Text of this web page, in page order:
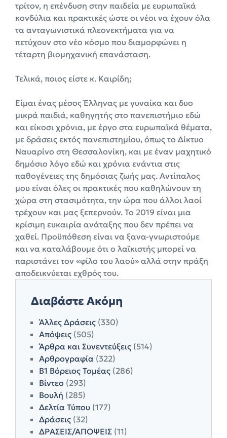
τρίτον, η επένδυση στην παιδεία με ευρωπαϊκά
κονδύλια και πρακτικές ώστε οι νέοι να έχουν όλα
τα ανταγωνιστικά πλεονεκτήματα για να
πετύχουν στο νέο κόσμο που διαμορφώνει η
τέταρτη βιομηχανική επανάσταση.
Τελικά, ποιος είστε κ. Καιρίδη;
Είμαι ένας μέσος Έλληνας με γυναίκα και δυο
μικρά παιδιά, καθηγητής στο πανεπιστήμιο εδώ
και είκοσι χρόνια, με έργο στα ευρωπαϊκά θέματα,
με δράσεις εκτός πανεπιστημίου, όπως το Δίκτυο
Ναυαρίνο στη Θεσσαλονίκη, και με έναν μαχητικό
δημόσιο λόγο εδώ και χρόνια ενάντια στις
παθογένειες της δημόσιας ζωής μας. Αντίπαλος
μου είναι όλες οι πρακτικές που καθηλώνουν τη
χώρα στη στασιμότητα, την ώρα που άλλοι λαοί
τρέχουν και μας ξεπερνούν. Το 2019 είναι μια
κρίσιμη ευκαιρία ανάταξης που δεν πρέπει να
χαθεί. Προϋπόθεση είναι να ξανα-γνωριστούμε
και να καταλάβουμε ότι ο λαϊκιστής μπορεί να
παριστάνει τον «φίλο του λαού» αλλά στην πράξη
αποδεικνύεται εχθρός του.
Διαβάστε Ακόμη
Άλλες Δράσεις (330)
Απόψεις (505)
Άρθρα και Συνεντεύξεις (514)
Αρθρογραφία (322)
Β1 Βόρειος Τομέας (286)
Βίντεο (293)
Βουλή (285)
Δελτία Τύπου (177)
Δράσεις (32)
ΔΡΑΣΕΙΣ/ΑΠΟΨΕΙΣ (11)